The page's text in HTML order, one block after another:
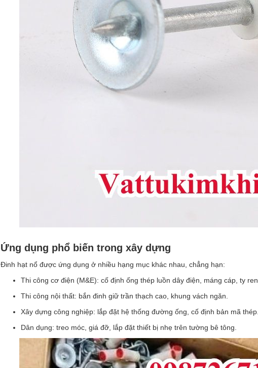
Ứng dụng phổ biến trong xây dựng
Đinh hạt nổ được ứng dụng ở nhiều hạng mục khác nhau, chẳng hạn:
Thi công cơ điện (M&E): cố định ống thép luồn dây điện, máng cáp, ty
Thi công nội thất: bắn đinh giữ trần thạch cao, khung vách ngăn.
Xây dựng công nghiệp: lắp đặt hệ thống đường ống, cố định bản mã
Dân dụng: treo móc, giá đỡ, lắp đặt thiết bị nhẹ trên tường bê tông.